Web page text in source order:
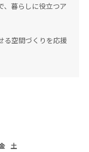
、暮らしに役立つア
る空間づくりを応援
土